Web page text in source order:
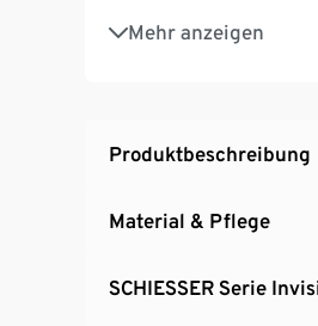
Mehr anzeigen
Kein Verrutschen
Extrasofte,
Produktbeschreibung
Material & Pflege
SCHIESSER Serie